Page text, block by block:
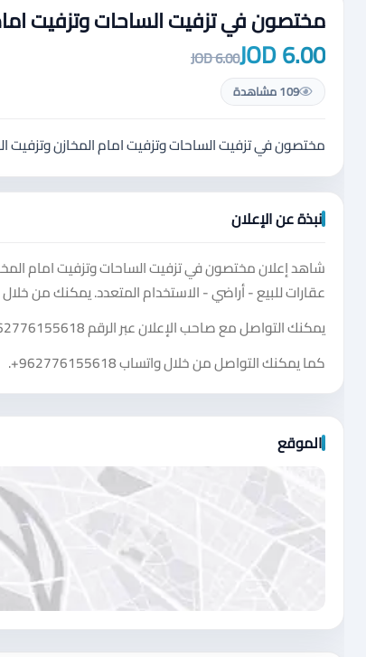
مختصون في تزفيت الساحات وتزفيت امام
6.00 JOD
6.00 JOD
109 مشاهدة
مختصون في تزفيت الساحات وتزفيت امام المخازن وتزفيت
نبذة عن الإعلان
عقارات للبيع - أراضي - الاستخدام المتعدد. يمكنك من
يمكنك التواصل مع صاحب الإعلان عبر الرقم
كما يمكنك التواصل من خلال واتساب+962776155618
.
الموقع